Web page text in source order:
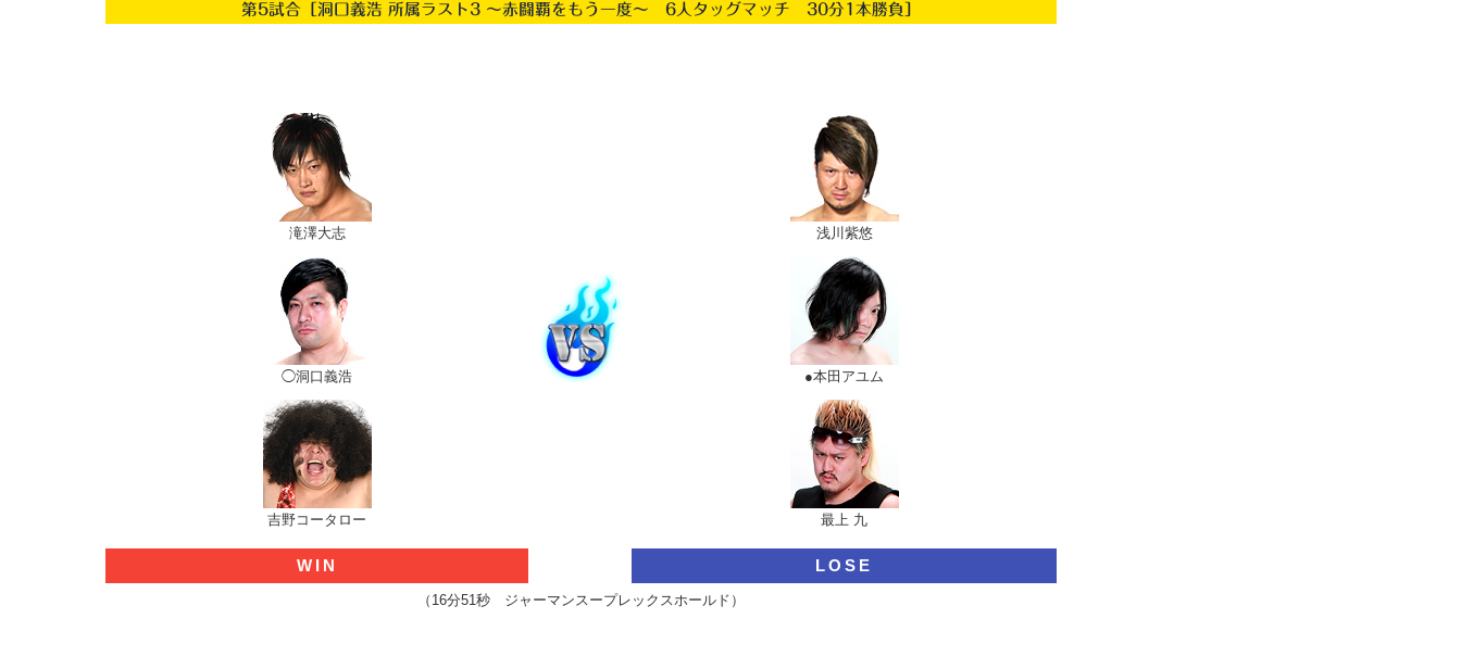
第5試合［洞口義浩 所属ラスト3 ～赤闘覇をもう一度～ 6人タッグマッチ 30分1本勝負］
滝澤大志
◯洞口義浩
吉野コータロー
浅川紫悠
●本田アユム
最上 九
WIN LOSE
（16分51秒 ジャーマンスープレックスホールド）